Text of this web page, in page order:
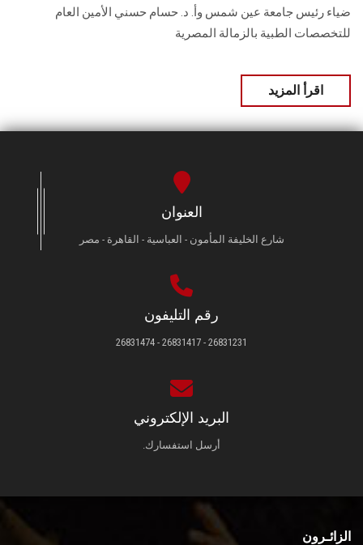
ضياء رئيس جامعة عين شمس وأ. د. حسام حسني الأمين العام
للتخصصات الطبية بالزمالة المصرية
اقرأ المزيد
العنوان
شارع الخليفة المأمون - العباسية - القاهرة - مصر
رقم التليفون
26831231 - 26831417 - 26831474
البريد الإلكتروني
أرسل استفسارك.
الزائـرون